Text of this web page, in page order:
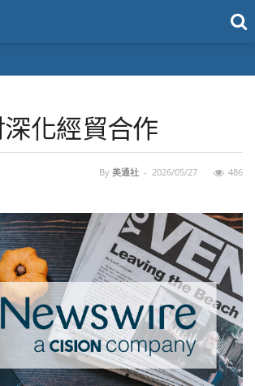
化經貿合作
By 美通社 - 2026/05/27 486